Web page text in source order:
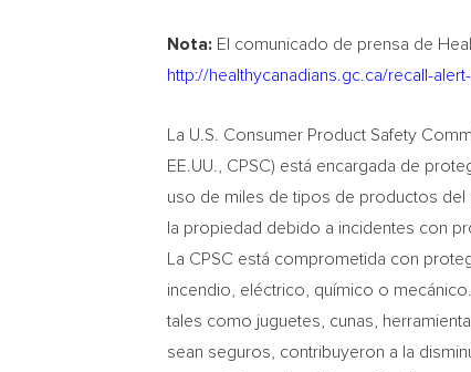
Nota: El comunicado de prensa de
http://healthycanadians.gc.ca/recall-
La U.S. Consumer Product Safety
EE.UU., CPSC) está encargada de
uso de miles de tipos de productos del
la propiedad debido a incidentes con
La CPSC está comprometida con
incendio, eléctrico, químico o
tales como juguetes, cunas,
sean seguros, contribuyeron a la